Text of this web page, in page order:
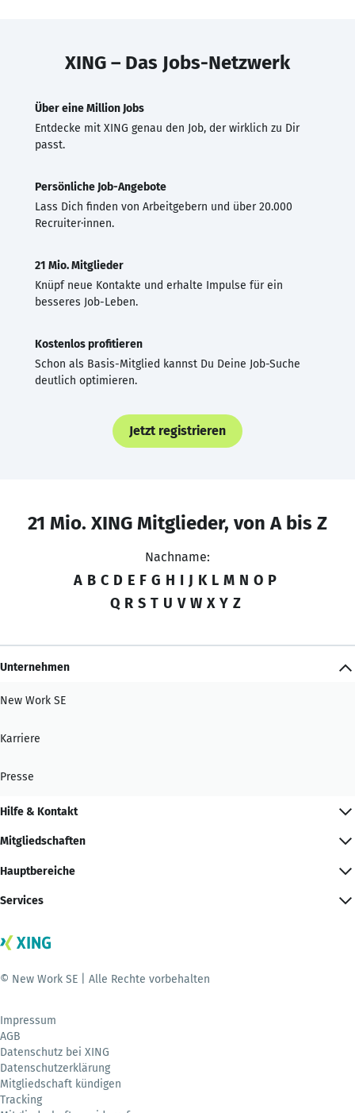
XING – Das Jobs-Netzwerk
Über eine Million Jobs
Entdecke mit XING genau den Job, der wirklich zu Dir
passt.
Persönliche Job-Angebote
Lass Dich finden von Arbeitgebern und über 20.000
Recruiter·innen.
21 Mio. Mitglieder
Knüpf neue Kontakte und erhalte Impulse für ein
besseres Job-Leben.
Kostenlos profitieren
Schon als Basis-Mitglied kannst Du Deine Job-Suche
deutlich optimieren.
Jetzt registrieren
21 Mio. XING Mitglieder, von A bis Z
Nachname:
A B C D E F G H I J K L M N O P
Q R S T U V W X Y Z
Unternehmen
New Work SE
Karriere
Presse
Hilfe & Kontakt
Mitgliedschaften
Hauptbereiche
Services
© New Work SE | Alle Rechte vorbehalten
Impressum
AGB
Datenschutz bei XING
Datenschutzerklärung
Mitgliedschaft kündigen
Tracking